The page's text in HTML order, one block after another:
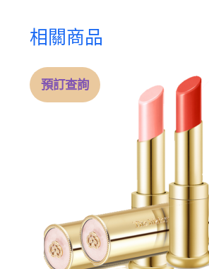
相關商品
預訂查詢